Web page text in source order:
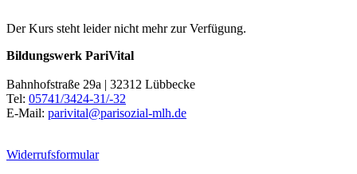
Der Kurs steht leider nicht mehr zur Verfügung.
Bildungswerk PariVital
Bahnhofstraße 29a | 32312 Lübbecke
Tel: 05741/3424-31/-32
E-Mail: parivital@parisozial-mlh.de
Widerrufsformular